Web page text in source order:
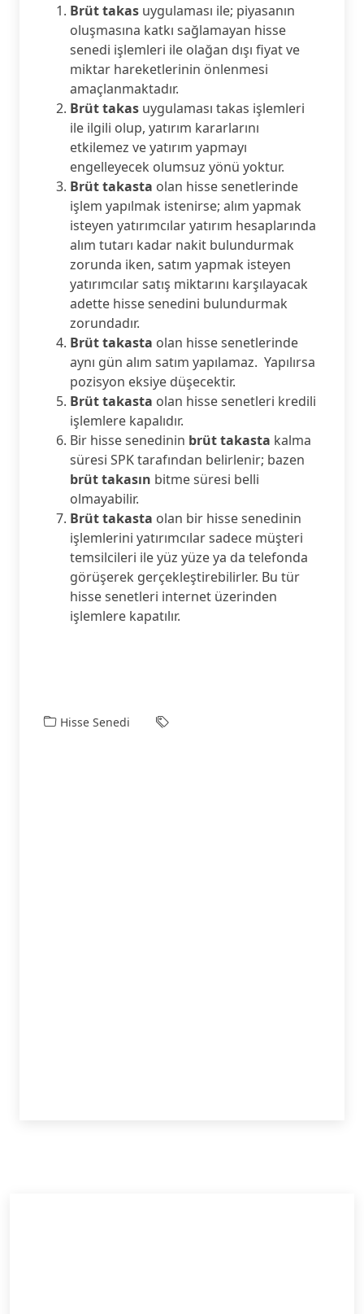
Brüt takas uygulaması ile; piyasanın
oluşmasına katkı sağlamayan hisse
senedi işlemleri ile olağan dışı fiyat ve
miktar hareketlerinin önlenmesi
amaçlanmaktadır.
Brüt takas uygulaması takas işlemleri
ile ilgili olup, yatırım kararlarını
etkilemez ve yatırım yapmayı
engelleyecek olumsuz yönü yoktur.
Brüt takasta olan hisse senetlerinde
işlem yapılmak istenirse; alım yapmak
isteyen yatırımcılar yatırım hesaplarında
alım tutarı kadar nakit bulundurmak
zorunda iken, satım yapmak isteyen
yatırımcılar satış miktarını karşılayacak
adette hisse senedini bulundurmak
zorundadır.
Brüt takasta olan hisse senetlerinde
aynı gün alım satım yapılamaz. Yapılırsa
pozisyon eksiye düşecektir.
Brüt takasta olan hisse senetleri kredili
işlemlere kapalıdır.
Bir hisse senedinin brüt takasta kalma
süresi SPK tarafından belirlenir; bazen
brüt takasın bitme süresi belli
olmayabilir.
Brüt takasta olan bir hisse senedinin
işlemlerini yatırımcılar sadece müşteri
temsilcileri ile yüz yüze ya da telefonda
görüşerek gerçekleştirebilirler. Bu tür
hisse senetleri internet üzerinden
işlemlere kapatılır.
Hisse Senedi